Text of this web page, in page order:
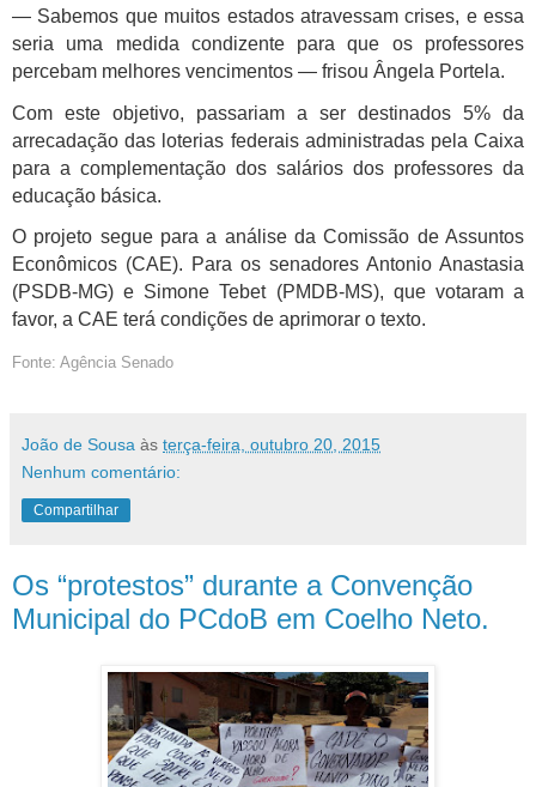
— Sabemos que muitos estados atravessam crises, e essa
seria uma medida condizente para que os professores
percebam melhores vencimentos — frisou Ângela Portela.
Com este objetivo, passariam a ser destinados 5% da
arrecadação das loterias federais administradas pela Caixa
para a complementação dos salários dos professores da
educação básica.
O projeto segue para a análise da Comissão de Assuntos
Econômicos (CAE). Para os senadores Antonio Anastasia
(PSDB-MG) e Simone Tebet (PMDB-MS), que votaram a
favor, a CAE terá condições de aprimorar o texto.
Fonte: Agência Senado
João de Sousa às terça-feira, outubro 20, 2015
Nenhum comentário:
Compartilhar
Os “protestos” durante a Convenção
Municipal do PCdoB em Coelho Neto.